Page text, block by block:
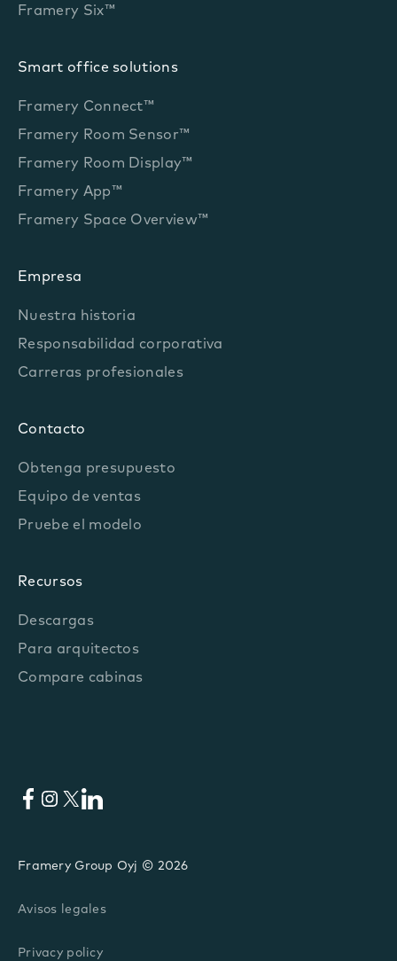
Framery Six™
Smart office solutions
Framery Connect™
Framery Room Sensor™
Framery Room Display™
Framery App™
Framery Space Overview™
Empresa
Nuestra historia
Responsabilidad corporativa
Carreras profesionales
Contacto
Obtenga presupuesto
Equipo de ventas
Pruebe el modelo
Recursos
Descargas
Para arquitectos
Compare cabinas
Facebook
Instagram
X LinkedIn
Framery Group Oyj © 2026
Avisos legales
Privacy policy